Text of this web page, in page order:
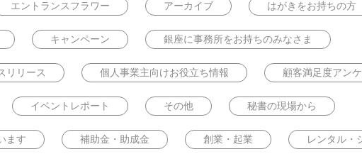
エントランスフラワー アーカイブ はがきをお持ちの方
キャンペーン 銀座に事務所をお持ちのみなさま
リリース 個人事業主向けお役立ち情報 顧客満足度アン
イベントレポート その他 秘書の現場から
ます 補助金・助成金 創業・起業 レンタル・